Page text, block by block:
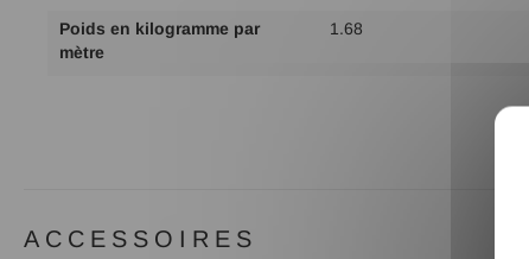
Poids en kilogramme par
mètre
1.68
ACCESSOIRES